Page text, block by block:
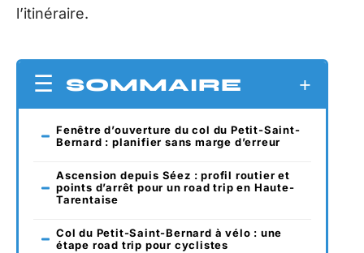
l’itinéraire.
SOMMAIRE
Fenêtre d’ouverture du col du Petit-Saint-
Bernard : planifier sans marge d’erreur
Ascension depuis Séez : profil routier et
points d’arrêt pour un road trip en Haute-
Tarentaise
Col du Petit-Saint-Bernard à vélo : une
étape road trip pour cyclistes